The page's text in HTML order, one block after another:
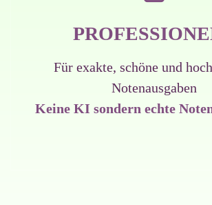
Für exakte, schöne und
Notenausgaben
Keine KI sondern echte